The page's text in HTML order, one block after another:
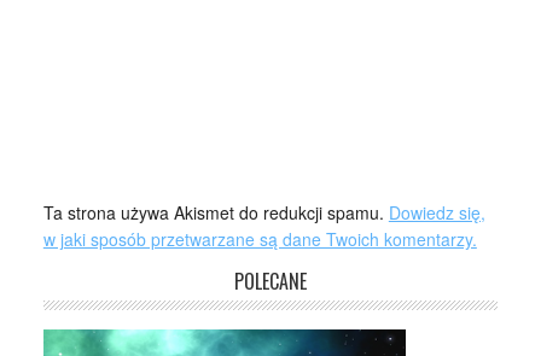
Ta strona używa Akismet do redukcji spamu. Dowiedz się,
w jaki sposób przetwarzane są dane Twoich komentarzy.
POLECANE